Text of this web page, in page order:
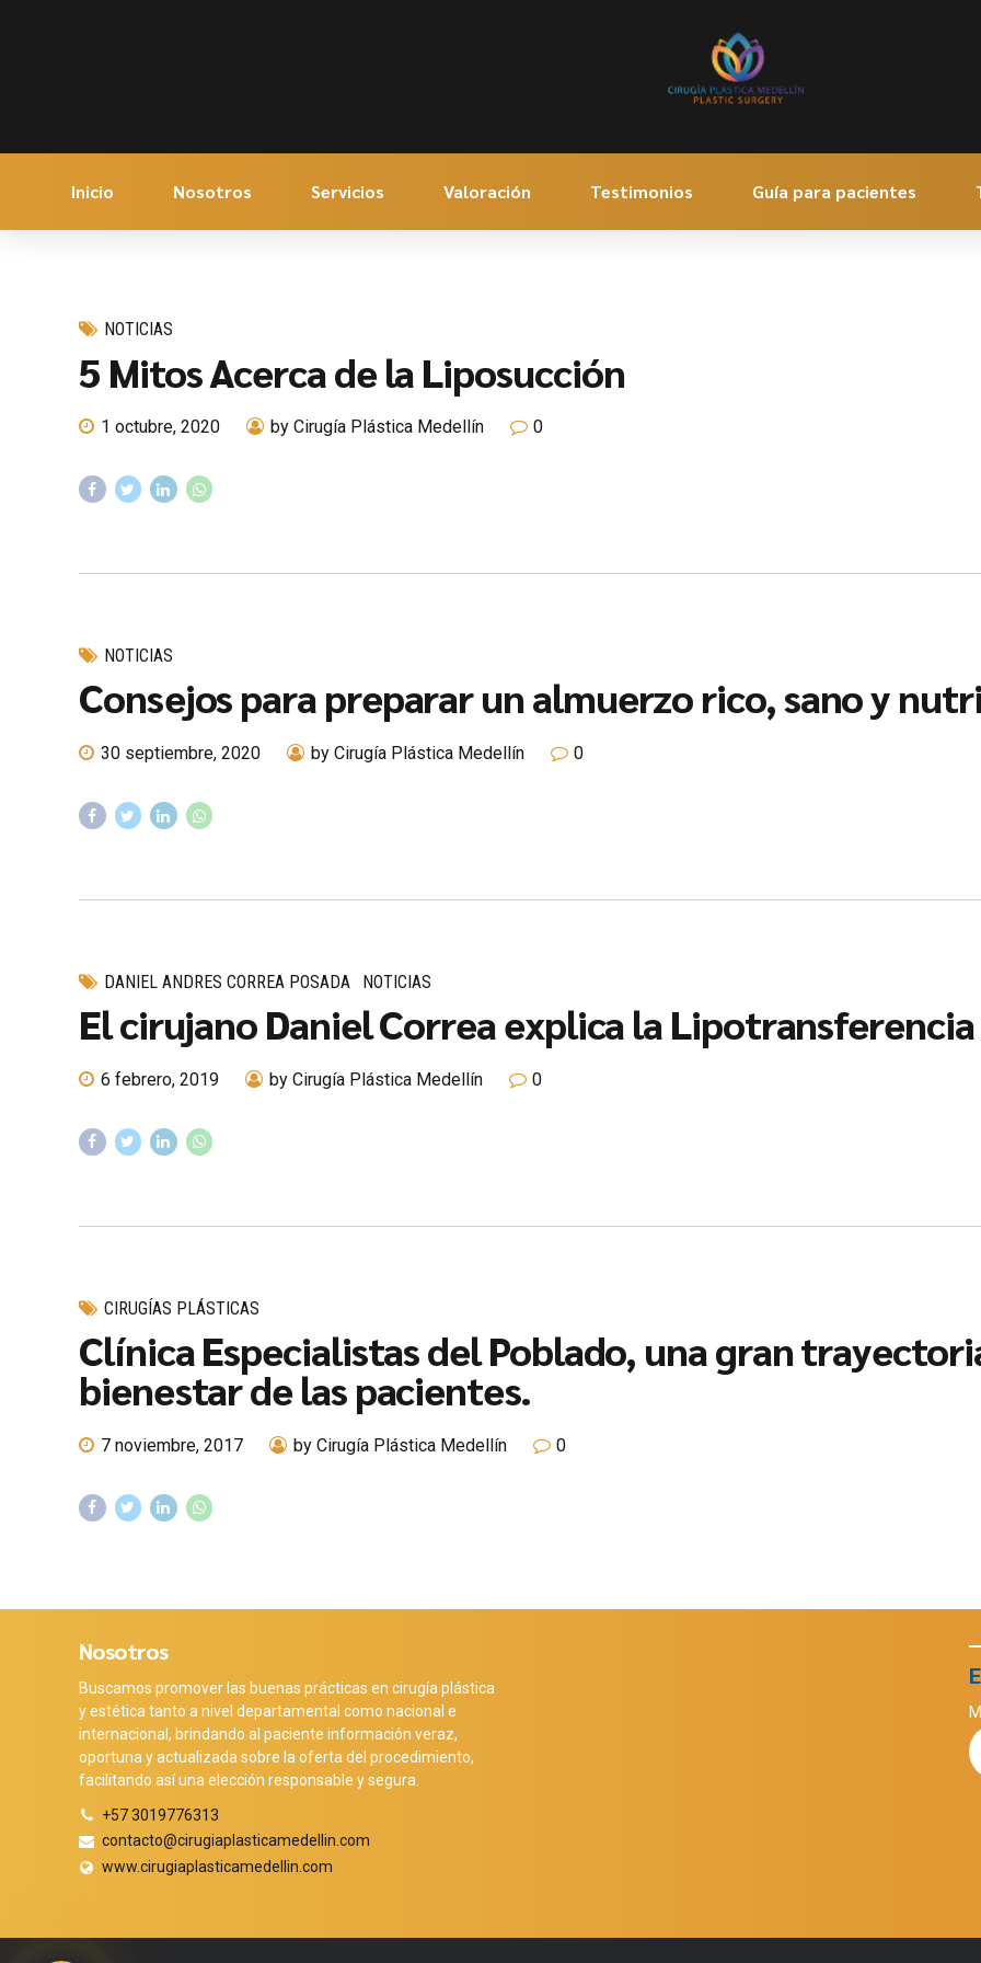
Inicio Nosotros Servicios Valoración Testimonios Guía para pacientes
NOTICIAS
5 Mitos Acerca de la Liposucción
1 octubre, 2020 by Cirugía Plástica Medellín 0
NOTICIAS
Consejos para preparar un almuerzo rico, sano y
30 septiembre, 2020 by Cirugía Plástica Medellín 0
DANIEL ANDRES CORREA POSADA NOTICIAS
El cirujano Daniel Correa explica la Lipotransferencia
6 febrero, 2019 by Cirugía Plástica Medellín 0
CIRUGÍAS PLÁSTICAS
Clínica Especialistas del Poblado, una gran
bienestar de las pacientes.
7 noviembre, 2017 by Cirugía Plástica Medellín 0
Nosotros
Buscamos promover las buenas prácticas en cirugía plástica
y estética tanto a nivel departamental como nacional e
internacional, brindando al paciente información veraz,
oportuna y actualizada sobre la oferta del procedimiento,
facilitando así una elección responsable y segura.
+57 3019776313
contacto@cirugiaplasticamedellin.com
www.cirugiaplasticamedellin.com